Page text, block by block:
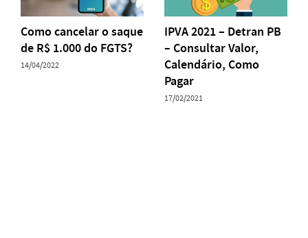
Como cancelar o saque
de R$ 1.000 do FGTS?
14/04/2022
IPVA 2021 – Detran PB
– Consultar Valor,
Calendário, Como
Pagar
17/02/2021